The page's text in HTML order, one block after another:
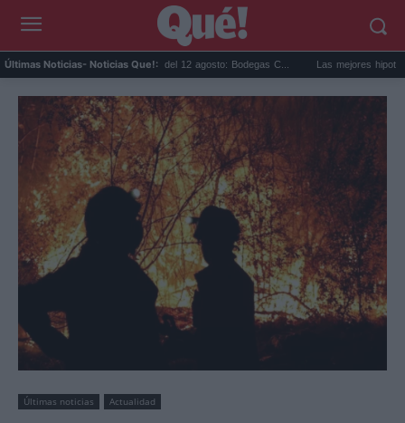
Últimas Noticias- Noticias Que!:
Eclipse solar en Cariñena del 12 agosto: Bodegas C... Las mejores hipotecas de
Últimas noticias Actualidad